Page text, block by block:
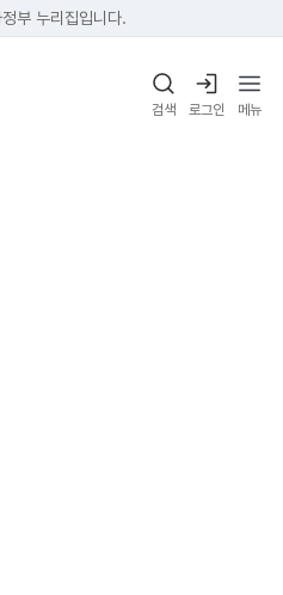
부 누리집입니다.
검색 로그인 메뉴